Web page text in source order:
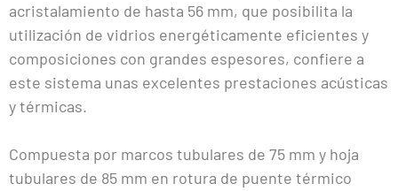
acristalamiento de hasta 56 mm, que posibilita la
utilización de vidrios energéticamente eficientes y
composiciones con grandes espesores, confiere a
este sistema unas excelentes prestaciones acústicas
y térmicas.
Compuesta por marcos tubulares de 75 mm y hoja
tubulares de 85 mm en rotura de puente térmico